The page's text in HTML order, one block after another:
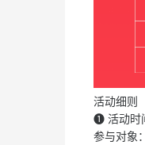
活动细则
❶ 活动时
参与对象